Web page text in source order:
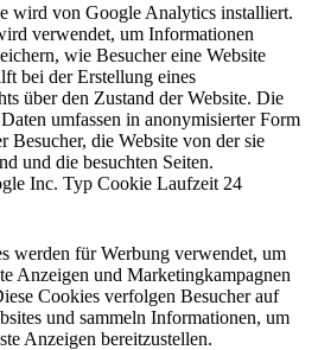
wird von Google Analytics installiert.
verwendet, um Informationen
wie Besucher eine Website
bei der Erstellung eines
über den Zustand der Website. Die
umfassen in anonymisierter Form
Besucher, die Website von der sie
und die besuchten Seiten.
Inc. Typ Cookie Laufzeit 24
werden für Werbung verwendet, um
Anzeigen und Marketingkampagnen
Cookies verfolgen Besucher auf
und sammeln Informationen, um
Anzeigen bereitzustellen.